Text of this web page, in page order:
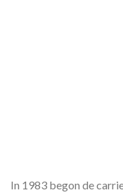
In 1983 begon de